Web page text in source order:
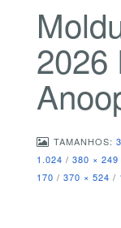
2026
TAMANHOS:
1.024 / 380 × 249
170 / 370 × 524 /